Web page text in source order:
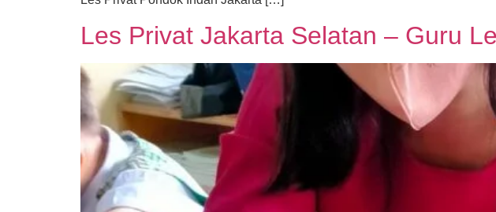
Les Privat Jakarta Selatan – Guru